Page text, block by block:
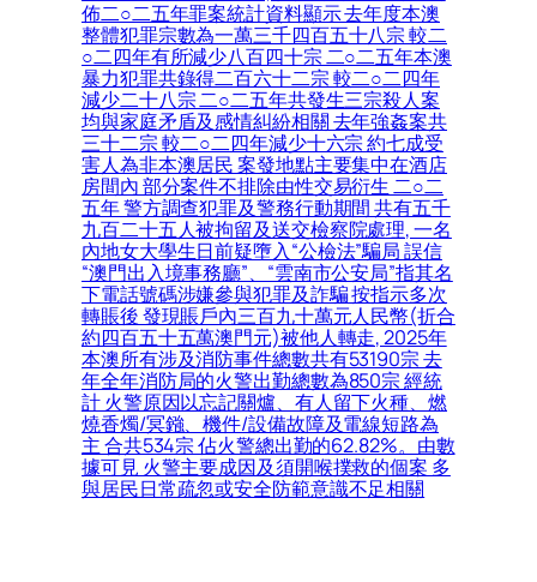
佈二○二五年罪案統計資料顯示 去年度本澳
整體犯罪宗數為一萬三千四百五十八宗 較二
○二四年有所減少八百四十宗 二○二五年本澳
暴力犯罪共錄得二百六十二宗 較二○二四年
減少二十八宗 二○二五年共發生三宗殺人案
均與家庭矛盾及感情糾紛相關 去年強姦案共
三十二宗 較二○二四年減少十六宗 約七成受
害人為非本澳居民 案發地點主要集中在酒店
房間內 部分案件不排除由性交易衍生 二○二
五年 警方調查犯罪及警務行動期間 共有五千
九百二十五人被拘留及送交檢察院處理, 一名
內地女大學生日前疑墮入“公檢法”騙局 誤信
“澳門出入境事務廳”、“雲南市公安局”指其名
下電話號碼涉嫌參與犯罪及詐騙 按指示多次
轉賬後 發現賬戶內三百九十萬元人民幣(折合
約四百五十五萬澳門元)被他人轉走, 2025年
本澳所有涉及消防事件總數共有53190宗 去
年全年消防局的火警出勤總數為850宗 經統
計 火警原因以忘記關爐、有人留下火種、燃
燒香燭/冥鏹、機件/設備故障及電線短路為
主 合共534宗 佔火警總出勤的62.82%。由數
據可見 火警主要成因及須開喉撲救的個案 多
與居民日常疏忽或安全防範意識不足相關